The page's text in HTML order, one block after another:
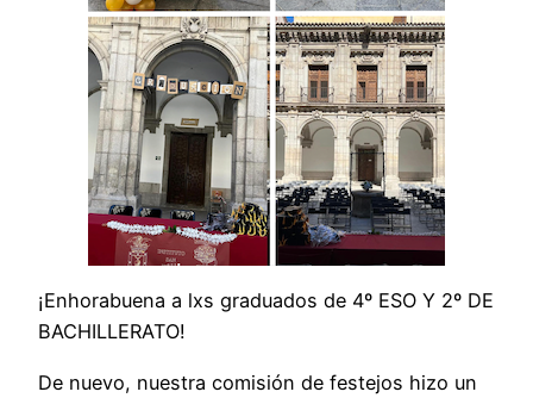
¡Enhorabuena a lxs graduados de 4º ESO Y 2º DE
BACHILLERATO!
De nuevo, nuestra comisión de festejos hizo un